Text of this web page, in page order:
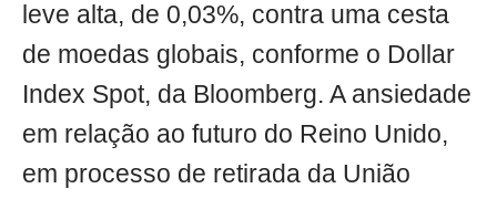
leve alta, de 0,03%, contra uma cesta
de moedas globais, conforme o Dollar
Index Spot, da Bloomberg. A ansiedade
em relação ao futuro do Reino Unido,
em processo de retirada da União